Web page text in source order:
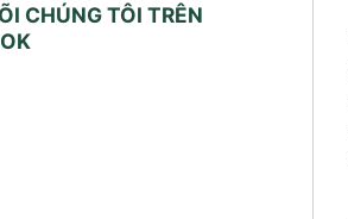
CHÚNG TÔI TRÊN